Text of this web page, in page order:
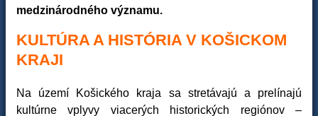
medzinárodného významu.
KULTÚRA A HISTÓRIA V KOŠICKOM
KRAJI
Na území Košického kraja sa stretávajú a prelínajú
kultúrne vplyvy viacerých historických regiónov –